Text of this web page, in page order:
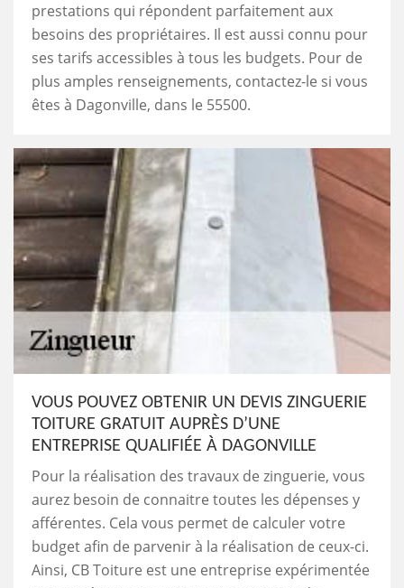
prestations qui répondent parfaitement aux
besoins des propriétaires. Il est aussi connu pour
ses tarifs accessibles à tous les budgets. Pour de
plus amples renseignements, contactez-le si vous
êtes à Dagonville, dans le 55500.
VOUS POUVEZ OBTENIR UN DEVIS ZINGUERIE
TOITURE GRATUIT AUPRÈS D’UNE
ENTREPRISE QUALIFIÉE À DAGONVILLE
Pour la réalisation des travaux de zinguerie, vous
aurez besoin de connaitre toutes les dépenses y
afférentes. Cela vous permet de calculer votre
budget afin de parvenir à la réalisation de ceux-ci.
Ainsi, CB Toiture est une entreprise expérimentée